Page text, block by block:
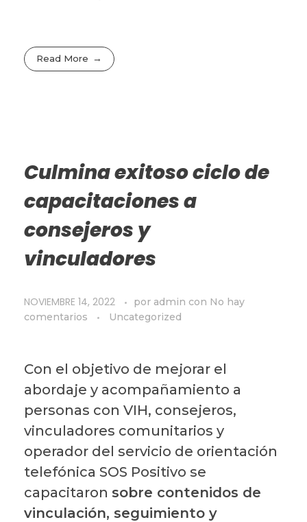
Read More
Culmina exitoso ciclo de
capacitaciones a
consejeros y
vinculadores
NOVIEMBRE 14, 2022 por admin con No hay
comentarios
Uncategorized
Con el objetivo de mejorar el
abordaje y acompañamiento a
personas con VIH, consejeros,
vinculadores comunitarios y
operador del servicio de orientación
telefónica SOS Positivo se
capacitaron sobre contenidos de
vinculación, seguimiento y